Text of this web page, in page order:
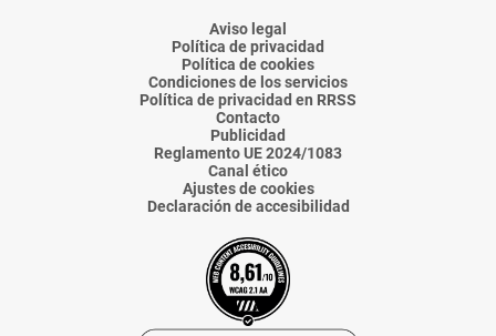
AlmeríaAlmeríaAlmería
Almería
Aviso legal
Política de privacidad
Política de cookies
Condiciones de los servicios
Política de privacidad en RRSS
Contacto
Publicidad
Reglamento UE 2024/1083
Canal ético
Ajustes de cookies
Declaración de accesibilidad